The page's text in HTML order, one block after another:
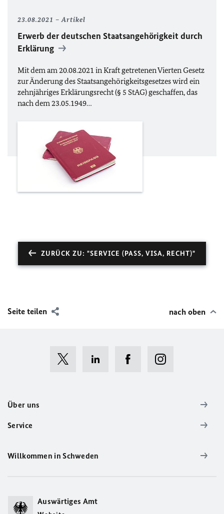
23.08.2021 Artikel
Erwerb der deutschen Staatsangehörigkeit durch
Erklärung
Mit dem am 20.08.2021 in Kraft getretenen Vierten Gesetz
zur Änderung des Staatsangehörigkeitsgesetzes wird ein
zehnjähriges Erklärungsrecht (§ 5 StAG) geschaffen, das
nach dem 23.05.1949…
ZURÜCK ZU: "SERVICE (PASS, VISA, RECHT)"
Seite teilen nach oben
Über uns
Service
Willkommen in Schweden
Auswärtiges Amt